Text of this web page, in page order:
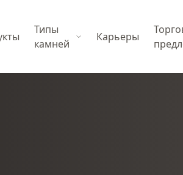
Типы
камней
Карьеры